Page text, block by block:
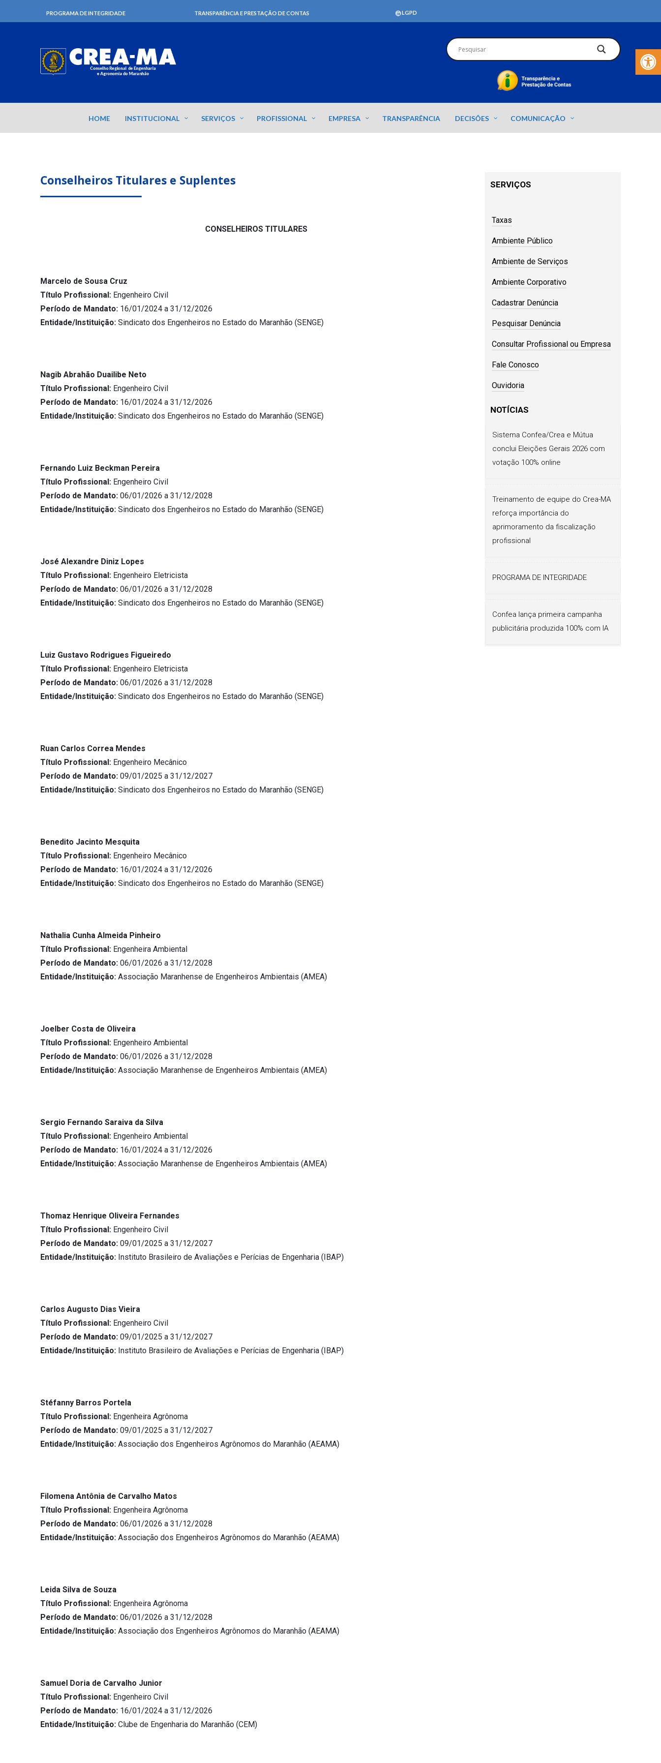
Barra de
PROGRAMA DE INTEGRIDADE TRANSPARÊNCIA E PRESTAÇÃO DE CONTAS LGPD
HOME INSTITUCIONAL SERVIÇOS PROFISSIONAL EMPRESA TRANSPARÊNCIA DECISÕES COMUNICAÇÃO
Conselheiros Titulares e Suplentes
CONSELHEIROS TITULARES
Marcelo de Sousa Cruz
Título Profissional: Engenheiro Civil
Período de Mandato: 16/01/2024 a 31/12/2026
Entidade/Instituição: Sindicato dos Engenheiros no Estado do Maranhão (SENGE)
Nagib Abrahão Duailibe Neto
Título Profissional: Engenheiro Civil
Período de Mandato: 16/01/2024 a 31/12/2026
Entidade/Instituição: Sindicato dos Engenheiros no Estado do Maranhão (SENGE)
Fernando Luiz Beckman Pereira
Título Profissional: Engenheiro Civil
Período de Mandato: 06/01/2026 a 31/12/2028
Entidade/Instituição: Sindicato dos Engenheiros no Estado do Maranhão (SENGE)
José Alexandre Diniz Lopes
Título Profissional: Engenheiro Eletricista
Período de Mandato: 06/01/2026 a 31/12/2028
Entidade/Instituição: Sindicato dos Engenheiros no Estado do Maranhão (SENGE)
Luiz Gustavo Rodrigues Figueiredo
Título Profissional: Engenheiro Eletricista
Período de Mandato: 06/01/2026 a 31/12/2028
Entidade/Instituição: Sindicato dos Engenheiros no Estado do Maranhão (SENGE)
Ruan Carlos Correa Mendes
Título Profissional: Engenheiro Mecânico
Período de Mandato: 09/01/2025 a 31/12/2027
Entidade/Instituição: Sindicato dos Engenheiros no Estado do Maranhão (SENGE)
Benedito Jacinto Mesquita
Título Profissional: Engenheiro Mecânico
Período de Mandato: 16/01/2024 a 31/12/2026
Entidade/Instituição: Sindicato dos Engenheiros no Estado do Maranhão (SENGE)
Nathalia Cunha Almeida Pinheiro
Título Profissional: Engenheira Ambiental
Período de Mandato: 06/01/2026 a 31/12/2028
Entidade/Instituição: Associação Maranhense de Engenheiros Ambientais (AMEA)
Joelber Costa de Oliveira
Título Profissional: Engenheiro Ambiental
Período de Mandato: 06/01/2026 a 31/12/2028
Entidade/Instituição: Associação Maranhense de Engenheiros Ambientais (AMEA)
Sergio Fernando Saraiva da Silva
Título Profissional: Engenheiro Ambiental
Período de Mandato: 16/01/2024 a 31/12/2026
Entidade/Instituição: Associação Maranhense de Engenheiros Ambientais (AMEA)
Thomaz Henrique Oliveira Fernandes
Título Profissional: Engenheiro Civil
Período de Mandato: 09/01/2025 a 31/12/2027
Entidade/Instituição: Instituto Brasileiro de Avaliações e Perícias de Engenharia (IBAP)
Carlos Augusto Dias Vieira
Título Profissional: Engenheiro Civil
Período de Mandato: 09/01/2025 a 31/12/2027
Entidade/Instituição: Instituto Brasileiro de Avaliações e Perícias de Engenharia (IBAP)
Stéfanny Barros Portela
Título Profissional: Engenheira Agrônoma
Período de Mandato: 09/01/2025 a 31/12/2027
Entidade/Instituição: Associação dos Engenheiros Agrônomos do Maranhão (AEAMA)
Filomena Antônia de Carvalho Matos
Título Profissional: Engenheira Agrônoma
Período de Mandato: 06/01/2026 a 31/12/2028
Entidade/Instituição: Associação dos Engenheiros Agrônomos do Maranhão (AEAMA)
Leida Silva de Souza
Título Profissional: Engenheira Agrônoma
Período de Mandato: 06/01/2026 a 31/12/2028
Entidade/Instituição: Associação dos Engenheiros Agrônomos do Maranhão (AEAMA)
Samuel Doria de Carvalho Junior
Título Profissional: Engenheiro Civil
Período de Mandato: 16/01/2024 a 31/12/2026
Entidade/Instituição: Clube de Engenharia do Maranhão (CEM)
SERVIÇOS
Taxas
Ambiente Público
Ambiente de Serviços
Ambiente Corporativo
Cadastrar Denúncia
Pesquisar Denúncia
Consultar Profissional ou Empresa
Fale Conosco
Ouvidoria
NOTÍCIAS
Sistema Confea/Crea e Mútua
conclui Eleições Gerais 2026 com
votação 100% online
Treinamento de equipe do Crea-MA
reforça importância do
aprimoramento da fiscalização
profissional
PROGRAMA DE INTEGRIDADE
Confea lança primeira campanha
publicitária produzida 100% com IA